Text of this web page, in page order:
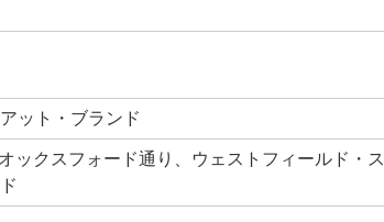
ット・ブランド
ックスフォード通り、ウェストフィールド・ス